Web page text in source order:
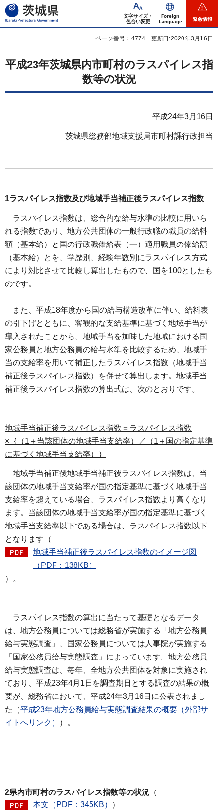
茨城県
文字サイズ・
色合い変更
Foreign
Language
緊急情報
ページ番号：4774 更新日:2020年3月16日
平成23年茨城県内市町村のラスパイレス指
数等の状況
平成24年3月16日
茨城県総務部地域支援局市町村課行政担当
1ラスパイレス指数及び地域手当補正後ラスパイレス指数
ラスパイレス指数は、総合的な給与水準の比較に用いら
れる指数であり、地方公共団体の一般行政職の職員の給料
額（基本給）と国の行政職俸給表（一）適用職員の俸給額
（基本給）とを、学歴別、経験年数別にラスパイレス方式
により対比させて比較し算出したもので、国を100としたも
のです。
また、平成18年度から国の給与構造改革に伴い、給料表
の引下げとともに、客観的な支給基準に基づく地域手当が
導入されたことから、地域手当を加味した地域における国
家公務員と地方公務員の給与水準を比較するため、地域手
当の支給率を用いて補正したラスパイレス指数（地域手当
補正後ラスパイレス指数）を併せて算出します。地域手当
補正後ラスパイレス指数の算出式は、次のとおりです。
地域手当補正後ラスパイレス指数＝ラスパイレス指数
×｛（1＋当該団体の地域手当支給率）／（1＋国の指定基準
に基づく地域手当支給率）｝
地域手当補正後地域手当補正後ラスパイレス指数は、当
該団体の地域手当支給率が国の指定基準に基づく地域手当
支給率を超えている場合、ラスパイレス指数より高くなり
ます。当該団体の地域手当支給率が国の指定基準に基づく
地域手当支給率以下である場合は、ラスパイレス指数以下
となります（
地域手当補正後ラスパイレス指数のイメージ図
（PDF：138KB）
）。
ラスパイレス指数の算出に当たって基礎となるデータ
は、地方公務員については総務省が実施する「地方公務員
給与実態調査」、国家公務員については人事院が実施する
「国家公務員給与実態調査」によっています。地方公務員
給与実態調査は、毎年、全地方公共団体を対象に実施され
ており、平成23年4月1日を調査期日とする調査の結果の概
要が、総務省において、平成24年3月16日に公表されまし
た（平成23年地方公務員給与実態調査結果の概要（外部サ
イトへリンク）
）。
2県内市町村のラスパイレス指数等の状況 （
本文（PDF：345KB）
）